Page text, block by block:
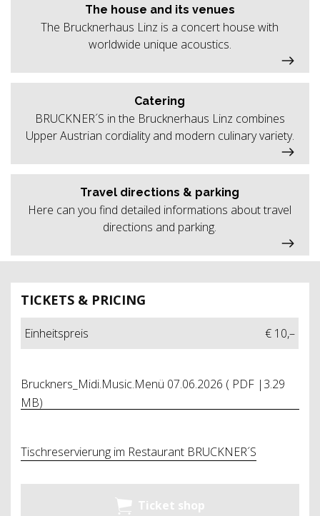
TICKETS & PRICING
Einheitspreis € 10,–
Bruckners_Midi.Music.Menü 07.06.2026 ( PDF |3.29
MB)
Tischreservierung im Restaurant BRUCKNER´S
Ticket shop
The house and its venues
The Brucknerhaus Linz is a concert house with
worldwide unique acoustics.
Catering
BRUCKNER´S in the Brucknerhaus Linz combines
Upper Austrian cordiality and modern culinary variety.
Travel directions & parking
Here can you find detailed informations about travel
directions and parking.